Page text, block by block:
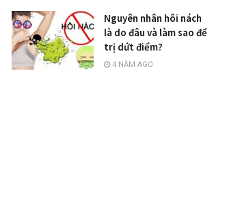
Nguyên nhân hôi nách
là do đâu và làm sao để
trị dứt điểm?
4 NĂM AGO